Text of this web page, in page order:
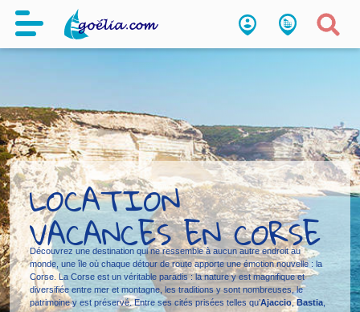
LOCATION
VACANCES EN CORSE
Découvrez une destination qui ne ressemble à aucun autre endroit au
monde, une île où chaque détour de route apporte une émotion nouvelle : la
Corse. La Corse est un véritable paradis : la nature y est magnifique et
diversifiée entre mer et montagne, les traditions y sont nombreuses, le
patrimoine y est préservé. Entre ses cités prisées telles qu’Ajaccio,Bastia